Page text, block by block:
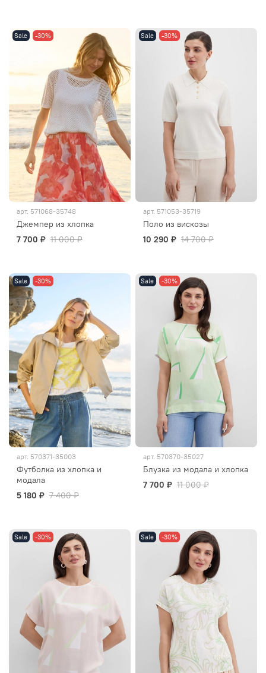
Sale -30%
арт. 571068-35748
Джемпер из хлопка
7 700 ₽ 11 000 ₽
Sale -30%
арт. 571053-35719
Поло из вискозы
10 290 ₽ 14 700 ₽
Sale -30%
арт. 570371-35003
Футболка из хлопка и
модала
5 180 ₽ 7 400 ₽
Sale -30%
арт. 570370-35027
Блузка из модала и хлопка
7 700 ₽ 11 000 ₽
Sale -30% Sale -30%